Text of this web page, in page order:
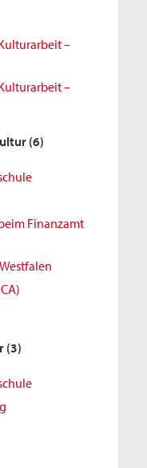
–
–
(6)
Finanzamt
(3)